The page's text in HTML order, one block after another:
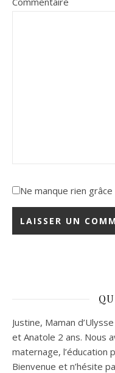
Ne manque rien
Justine, Maman
et Anatole 2 ans. Nous
maternage, l’éducation
Bienvenue et n’hésite